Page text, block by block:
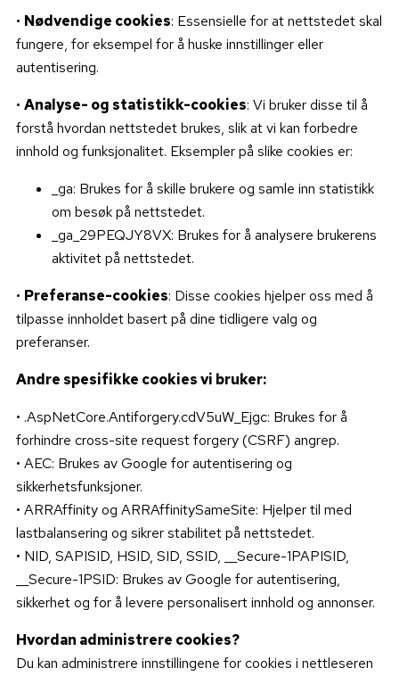
• Nødvendige cookies: Essensielle for at nettstedet skal
fungere, for eksempel for å huske innstillinger eller
autentisering.
• Analyse- og statistikk-cookies: Vi bruker disse til å
forstå hvordan nettstedet brukes, slik at vi kan forbedre
innhold og funksjonalitet. Eksempler på slike cookies er:
_ga: Brukes for å skille brukere og samle inn statistikk
om besøk på nettstedet.
_ga_29PEQJY8VX: Brukes for å analysere brukerens
aktivitet på nettstedet.
• Preferanse-cookies: Disse cookies hjelper oss med å
tilpasse innholdet basert på dine tidligere valg og
preferanser.
Andre spesifikke cookies vi bruker:
• .AspNetCore.Antiforgery.cdV5uW_Ejgc: Brukes for å
forhindre cross-site request forgery (CSRF) angrep.
• AEC: Brukes av Google for autentisering og
sikkerhetsfunksjoner.
• ARRAffinity og ARRAffinitySameSite: Hjelper til med
lastbalansering og sikrer stabilitet på nettstedet.
• NID, SAPISID, HSID, SID, SSID, __Secure-1PAPISID,
__Secure-1PSID: Brukes av Google for autentisering,
sikkerhet og for å levere personalisert innhold og annonser.
Hvordan administrere cookies?
Du kan administrere innstillingene for cookies i nettleseren